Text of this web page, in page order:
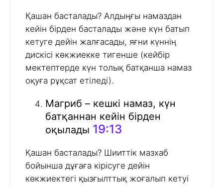
Қашан басталады? Алдыңғы намаздан
кейін бірден басталады және күн батып
кетуге дейін жалғасады, яғни күннің
дискісі көкжиекке тигенше (кейбір
мектептерде күн толық батқанша намаз
оқуға рұқсат етіледі).
Магриб – кешкі намаз, күн
батқаннан кейін бірден
оқылады 19:13
Қашан басталады? Шииттік мазхаб
бойынша дұғаға кірісуге дейін
көкжиектегі қызғылттық жоғалып кетуі